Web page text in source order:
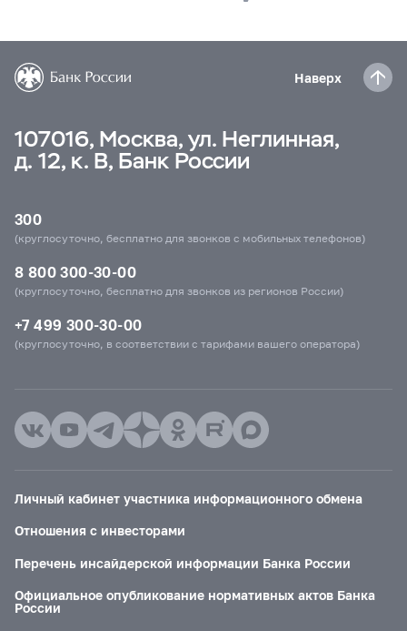
Наверх
107016, Москва, ул. Неглинная,
д. 12, к. В, Банк России
300
(круглосуточно, бесплатно для звонков с мобильных телефонов)
8 800 300-30-00
(круглосуточно, бесплатно для звонков из регионов России)
+7 499 300-30-00
(круглосуточно, в соответствии с тарифами вашего оператора)
Личный кабинет участника информационного обмена
Отношения с инвесторами
Перечень инсайдерской информации Банка России
Официальное опубликование нормативных актов Банка
России